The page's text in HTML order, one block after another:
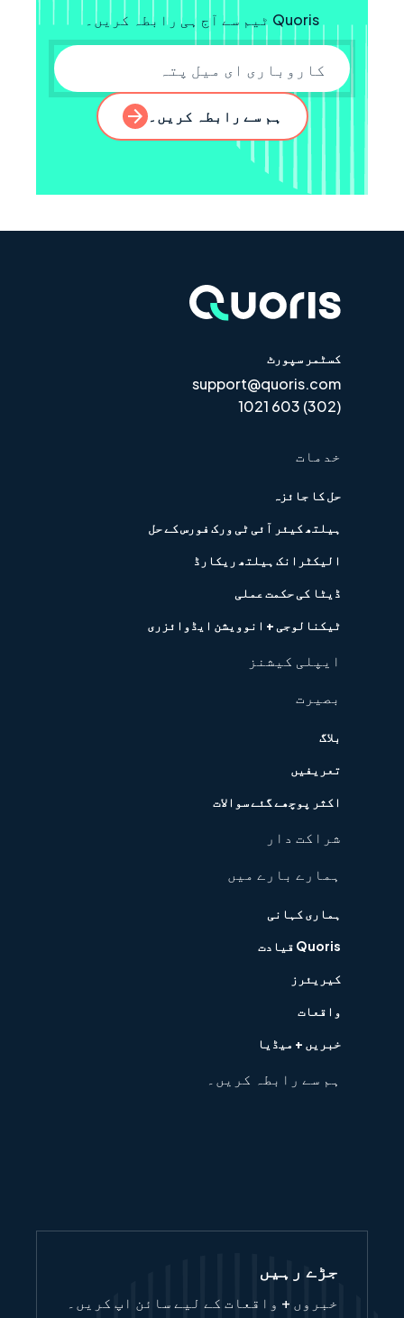
Quoris ٹیم سے آج ہی رابطہ کریں۔
کاروباری ای میل
ہم سے رابطہ کریں۔
کسٹمر سپورٹ
support@quoris.com
(302) 603 1021
خدمات
حل کا جائزہ
ہیلتھ کیئر آئی ٹی ورک فورس کے حل
الیکٹرانک ہیلتھ ریکارڈ
ڈیٹا کی حکمت عملی
ٹیکنالوجی + انوویشن ایڈوائزری
ایپلی کیشنز
بصیرت
بلاگ
تعریفیں
اکثر پوچھے گئے سوالات
شراکت دار
ہمارے بارے میں
ہماری کہانی
Quoris قیادت
کیریئرز
واقعات
خبریں + میڈیا
ہم سے رابطہ کریں۔
جڑے رہیں
خبروں + واقعات کے لیے سائن اپ کریں۔